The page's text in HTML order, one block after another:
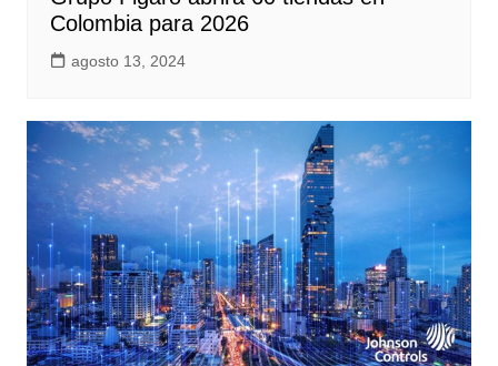
Colombia para 2026
agosto 13, 2024